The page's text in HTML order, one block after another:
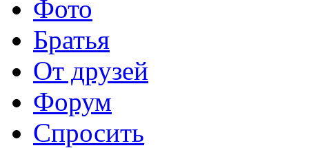
Фото
Братья
От друзей
Форум
Спросить